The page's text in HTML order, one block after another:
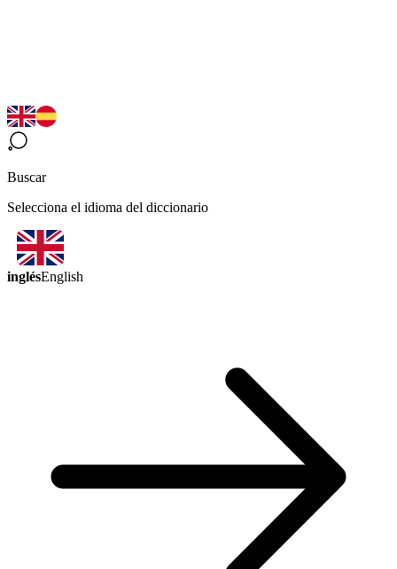
Buscar
Selecciona el idioma del diccionario
inglésEnglish